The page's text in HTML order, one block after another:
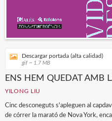
Descargar portada (alta calidad)
gif ~ 1.7 MB
ENS HEM QUEDAT AMB
YILONG LIU
Cinc desconeguts s'apleguen al
de córrer la marató de Nova York,